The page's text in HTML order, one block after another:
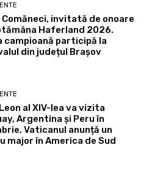
Comăneci, invitată de onoare
Haferland 2026.
campioană participă la
din județul Brașov
al XIV-lea va vizita
Argentina și Peru în
Vaticanul anunță un
major în America de Sud